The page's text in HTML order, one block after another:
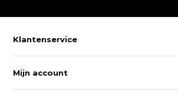
Klantenservice
Mijn account